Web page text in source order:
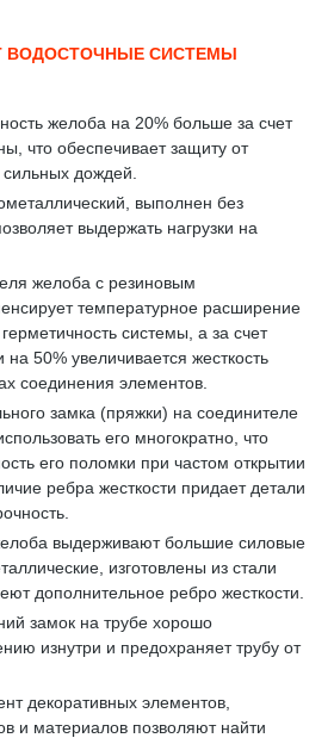
ВОДОСТОЧНЫЕ СИСТЕМЫ
желоба на 20% больше за счет
что обеспечивает защиту от
дождей.
выполнен без
выдержать нагрузки на
желоба с резиновым
температурное расширение
системы, а за счет
на 50% увеличивается жесткость
соединения элементов.
замка (пряжки) на соединителе
его многократно, что
его поломки при частом открытии
ребра жесткости придает детали
выдерживают большие силовые
изготовлены из стали
дополнительное ребро жесткости.
замок на трубе хорошо
изнутри и предохраняет трубу от
декоративных элементов,
и материалов позволяют найти